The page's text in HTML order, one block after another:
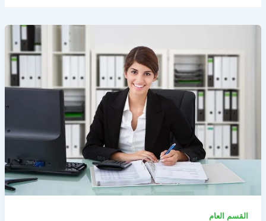
القسم العام